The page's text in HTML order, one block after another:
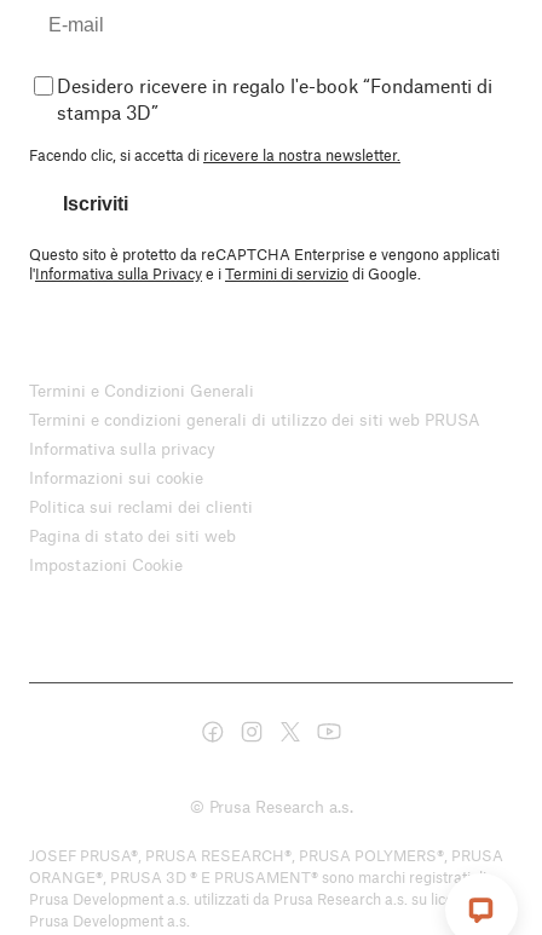
Desidero ricevere in regalo l'e-book “Fondamenti di
stampa 3D”
Facendo clic, si accetta di ricevere la nostra newsletter.
Iscriviti
Questo sito è protetto da reCAPTCHA Enterprise e vengono applicati
l'Informativa sulla Privacye iTermini di serviziodi Google.
Termini e Condizioni Generali
Termini e condizioni generali di utilizzo dei siti web PRUSA
Informativa sulla privacy
Informazioni sui cookie
Politica sui reclami dei clienti
Pagina di stato dei siti web
Impostazioni Cookie
© Prusa Research a.s.
JOSEF PRUSA®, PRUSA RESEARCH®, PRUSA POLYMERS®, PRUSA
ORANGE®, PRUSA 3D ® E PRUSAMENT® sono marchi registrati di
Prusa Development a.s. utilizzati da Prusa Research a.s. su licenza di
Prusa Development a.s.